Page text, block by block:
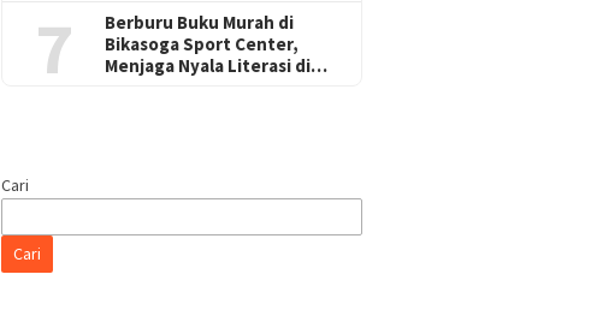
7
Berburu Buku Murah di
Bikasoga Sport Center,
Menjaga Nyala Literasi di…
Cari
Cari